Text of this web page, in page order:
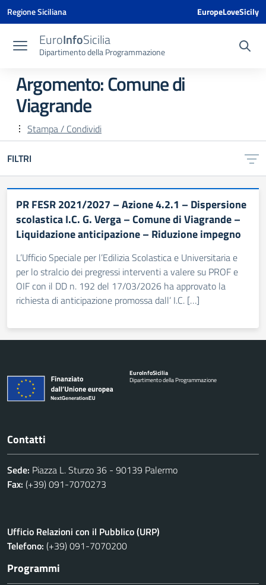
Vai ai contenuti
Vai al menu di navigazione
Vai al footer
Vai al banner delle Cookie Policy
Regione Siciliana EuropeLoveSicily
EuroInfoSicilia
Dipartimento della Programmazione
Argomento: Comune di
Viagrande
Stampa / Condividi
FILTRI
PR FESR 2021/2027 – Azione 4.2.1 – Dispersione
scolastica I.C. G. Verga – Comune di Viagrande –
Liquidazione anticipazione – Riduzione impegno
L’Ufficio Speciale per l’Edilizia Scolastica e Universitaria e
per lo stralcio dei pregressi interventi a valere su PROF e
OIF con il DD n. 192 del 17/03/2026 ha approvato la
richiesta di anticipazione promossa dall’ I.C. […]
EuroInfoSicilia
Dipartimento della Programmazione
Contatti
Sede: Piazza L. Sturzo 36 - 90139 Palermo
Fax: (+39) 091-7070273
Ufficio Relazioni con il Pubblico (URP)
Telefono: (+39) 091-7070200
Programmi